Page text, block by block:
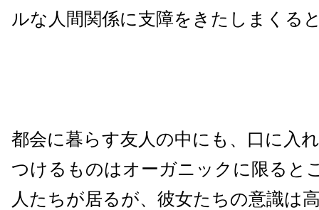
ルな人間関係に支障をきたしまくる
都会に暮らす友人の中にも、口に入
つけるものはオーガニックに限ると
人たちが居るが、彼女たちの意識は